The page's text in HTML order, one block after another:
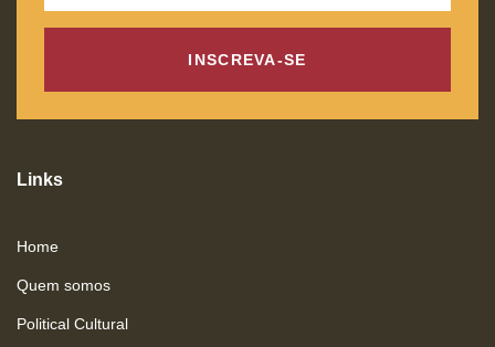
INSCREVA-SE
Links
Home
Quem somos
Political Cultural